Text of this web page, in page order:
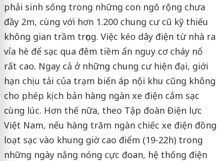
phải sinh sống trong những con ngõ rộng chưa
đầy 2m, cùng với hơn 1.200 chung cư cũ kỹ thiếu
không gian trầm trọng. Việc kéo dây điện từ nhà ra
vỉa hè để sạc qua đêm tiềm ẩn nguy cơ cháy nổ
rất cao. Ngay cả ở những chung cư hiện đại, giới
hạn chịu tải của trạm biến áp nội khu cũng không
cho phép kịch bản hàng ngàn xe điện cắm sạc
cùng lúc. Hơn thế nữa, theo Tập đoàn Điện lực
Việt Nam, nếu hàng trăm ngàn chiếc xe điện đồng
loạt sạc vào khung giờ cao điểm (19-22h) trong
những ngày nắng nóng cực đoan, hệ thống điện